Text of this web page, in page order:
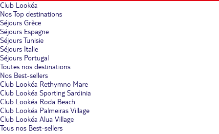
Club Lookéa
Nos Top destinations
Séjours Grèce
Séjours Espagne
Séjours Tunisie
Séjours Italie
Séjours Portugal
Toutes nos destinations
Nos Best-sellers
Club Lookéa Rethymno Mare
Club Lookéa Sporting Sardinia
Club Lookéa Roda Beach
Club Lookéa Palmeiras Village
Club Lookéa Alua Village
Tous nos Best-sellers